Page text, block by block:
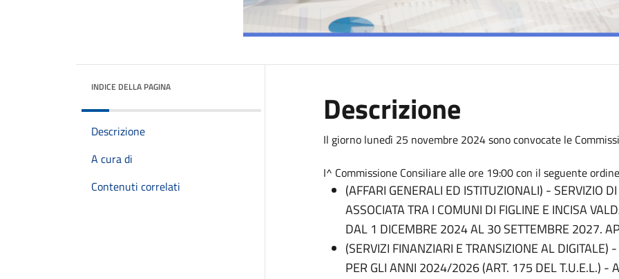
INDICE DELLA PAGINA
Descrizione
A cura di
Contenuti correlati
Descrizione
Il giorno lunedì 25 novembre 2024 sono convocate le
I^ Commissione Consiliare alle ore 19:00 con il seguente
(AFFARI GENERALI ED ISTITUZIONALI) - SERVIZIO
ASSOCIATA TRA I COMUNI DI FIGLINE E INCISA
DAL 1 DICEMBRE 2024AL30 SETTEMBRE 2027.
(SERVIZI FINANZIARI E TRANSIZIONE AL
PER GLI ANNI 2024/2026 (ART. 175 DEL T.U.E.L.) -